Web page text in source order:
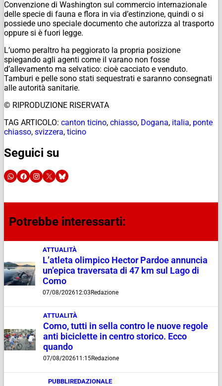
Convenzione di Washington sul commercio internazionale
delle specie di fauna e flora in via d’estinzione, quindi o si
possiede uno speciale documento che autorizza al trasporto
oppure si è fuori legge.
L’uomo peraltro ha peggiorato la propria posizione
spiegando agli agenti come il varano non fosse
d’allevamento ma selvatico: cioè cacciato e venduto.
Tamburi e pelle sono stati sequestrati e saranno consegnati
alle autorità sanitarie.
© RIPRODUZIONE RISERVATA
TAG ARTICOLO: canton ticino, chiasso, Dogana, italia, ponte
chiasso, svizzera, ticino
Seguici su
Potrebbe interessarti:
ATTUALITÀ
L’atleta olimpico Hector Pardoe annuncia
un’epica traversata di 47 km sul Lago di
Como
07/08/202612:03 Redazione
ATTUALITÀ
Como, tutti in sella contro le nuove regole
anti biciclette in centro storico. Ecco
quando
07/08/202611:15Redazione
PUBBLIREDAZIONALE